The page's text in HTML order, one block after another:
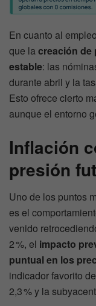
En cuanto al
que lacreación de
estable: las
durante abril y la
Esto ofrece cierto
aunque el entorno
Inflación
presión
Uno de los puntos
es el
venido
2 %, el impacto
puntual en los
indicador favorito
2,3 % y la